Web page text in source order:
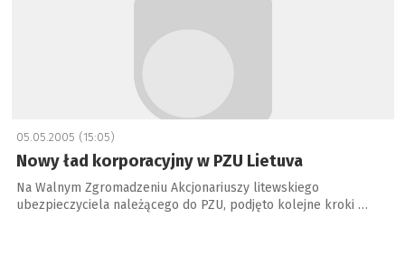
05.05.2005 (15:05)
Nowy ład korporacyjny w PZU Lietuva
Na Walnym Zgromadzeniu Akcjonariuszy litewskiego
ubezpieczyciela należącego do PZU, podjęto kolejne kroki …